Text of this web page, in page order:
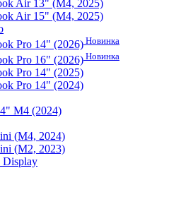
Air 13" (M4, 2025)
Air 15" (M4, 2025)
Pro 14" (2026) Новинка
Pro 16" (2026) Новинка
Pro 14" (2025)
Pro 14" (2024)
M4 (2024)
(M4, 2024)
(M2, 2023)
Display